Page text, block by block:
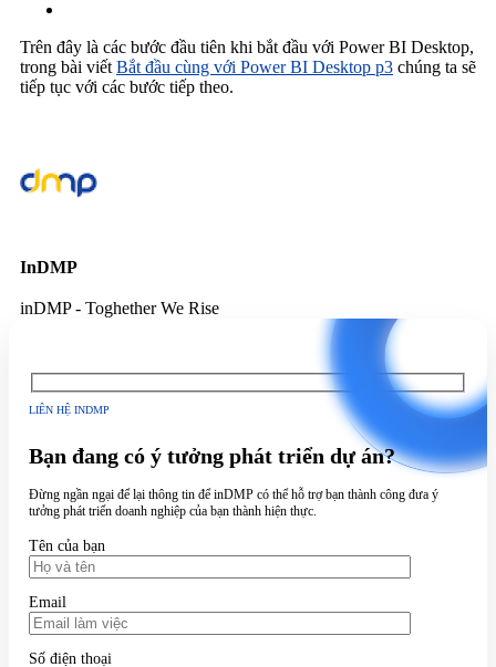
Trên đây là các bước đầu tiên khi bắt đầu với Power BI Desktop,
trong bài viết Bắt đầu cùng với Power BI Desktop p3 chúng ta sẽ
tiếp tục với các bước tiếp theo.
InDMP
inDMP - Toghether We Rise
LIÊN HỆ INDMP
Bạn đang có ý tưởng phát triển dự án?
Đừng ngần ngại để lại thông tin để inDMP có thể hỗ trợ bạn thành công đưa ý
tưởng phát triển doanh nghiệp của bạn thành hiện thực.
Tên của bạn
Email
Số điện thoại